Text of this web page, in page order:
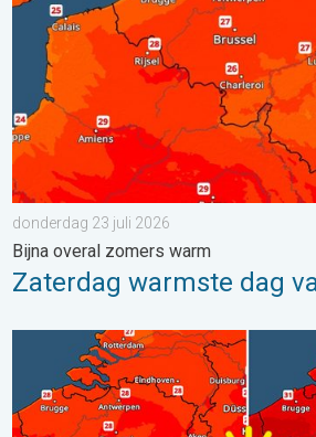
donderdag 23 juli 2026
Bijna overal zomers warm
Zaterdag warmste dag
Volop zon en zomerse warmte.